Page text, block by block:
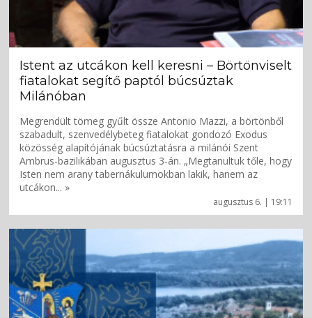
augusztus 6. | 19:11
Istent az utcákon kell keresni – Börtönviselt
fiatalokat segítő paptól búcsúztak
Milánóban
Megrendült tömeg gyűlt össze Antonio Mazzi, a börtönből
szabadult, szenvedélybeteg fiatalokat gondozó Exodus
közösség alapítójának búcsúztatásra a milánói Szent
Ambrus-bazilikában augusztus 3-án. „Megtanultuk tőle, hogy
Isten nem arany tabernákulumokban lakik, hanem az
utcákon... »